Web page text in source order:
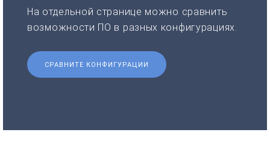
На отдельной странице можно сравнить
возможности ПО в разных конфигурациях.
СРАВНИТЕ КОНФИГУРАЦИИ